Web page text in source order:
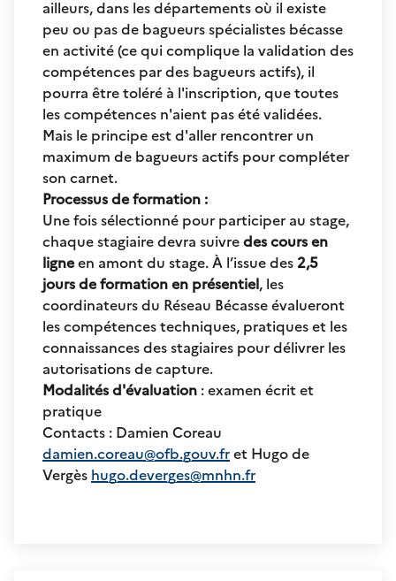
ailleurs, dans les départements où il existe
peu ou pas de bagueurs spécialistes bécasse
en activité (ce qui complique la validation des
compétences par des bagueurs actifs), il
pourra être toléré à l'inscription, que toutes
les compétences n'aient pas été validées.
Mais le principe est d'aller rencontrer un
maximum de bagueurs actifs pour compléter
son carnet.
Processus de formation :
Une fois sélectionné pour participer au stage,
chaque stagiaire devra suivredes cours en
ligneen amont du stage. À l’issue des 2,5
jours de formation en présentiel, les
coordinateurs du Réseau Bécasse évalueront
les compétences techniques, pratiques et les
connaissances des stagiaires pour délivrer les
autorisations de capture.
Modalités d'évaluation : examen écrit et
pratique
Contacts : Damien Coreau
damien.coreau@ofb.gouv.fret Hugo de
Vergès hugo.deverges@mnhn.fr